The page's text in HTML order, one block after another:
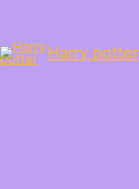
Harry potter